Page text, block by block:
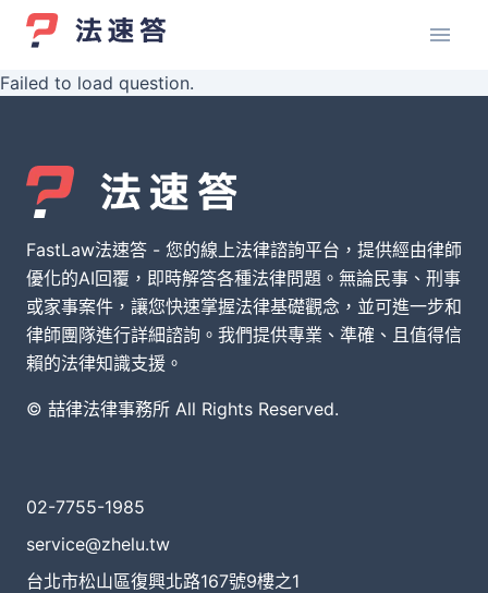
Failed to load question.
FastLaw法速答 - 您的線上法律諮詢平台，提供經由律師
優化的AI回覆，即時解答各種法律問題。無論民事、刑事
或家事案件，讓您快速掌握法律基礎觀念，並可進一步和
律師團隊進行詳細諮詢。我們提供專業、準確、且值得信
賴的法律知識支援。
© 喆律法律事務所 All Rights Reserved.
02-7755-1985
service@zhelu.tw
台北市松山區復興北路167號9樓之1